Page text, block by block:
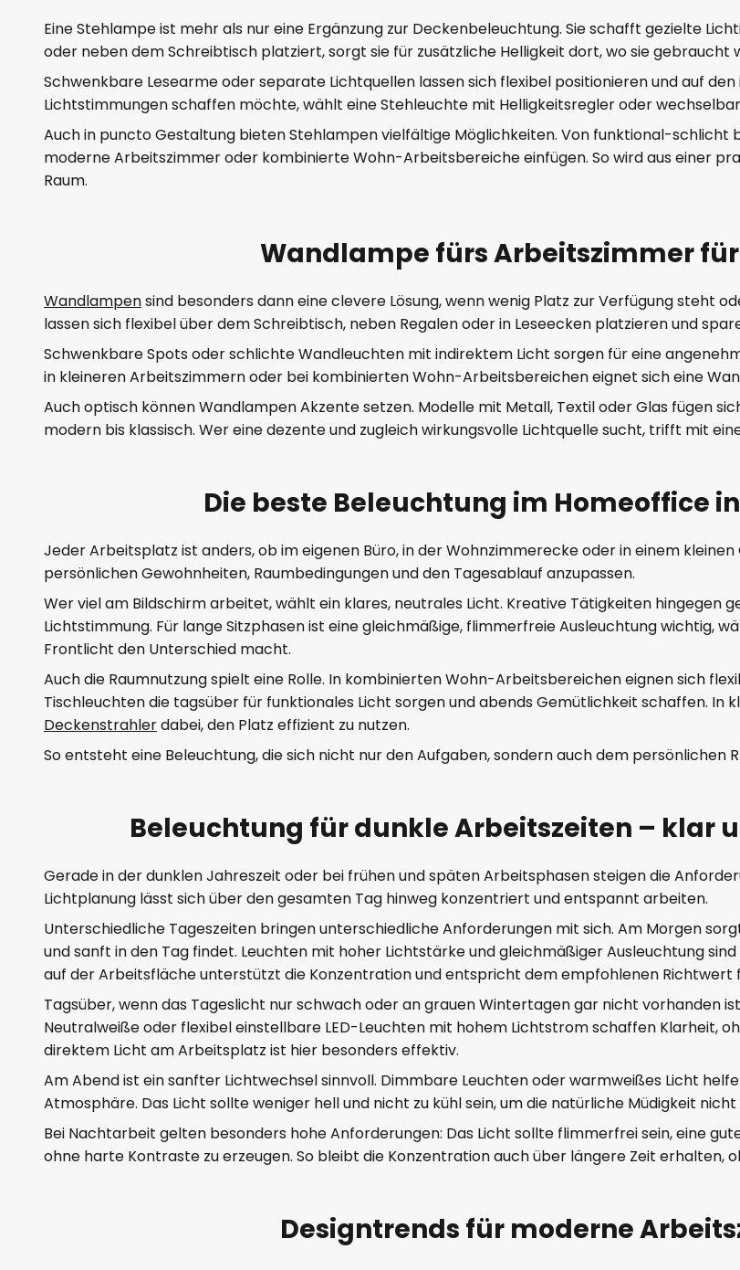
Eine Stehlampe ist mehr als nur eine Ergänzung zur Deckenbeleuchtung. Sie schafft gezielte
oder neben dem Schreibtisch platziert, sorgt sie für zusätzliche Helligkeit dort, wo sie gebraucht
Schwenkbare Lesearme oder separate Lichtquellen lassen sich flexibel positionieren und auf
Lichtstimmungen schaffen möchte, wählt eine Stehleuchte mit Helligkeitsregler oder
Auch in puncto Gestaltung bieten Stehlampen vielfältige Möglichkeiten. Von funktional-schlicht
moderne Arbeitszimmer oder kombinierte Wohn-Arbeitsbereiche einfügen. So wird aus einer
Raum.
Wandlampe fürs Arbeitszimmer
Wandlampensind besonders dann eine clevere Lösung, wenn wenig Platz zur Verfügung steht
lassen sich flexibel über dem Schreibtisch, neben Regalen oder in Leseecken platzieren und
Schwenkbare Spots oder schlichte Wandleuchten mit indirektem Licht sorgen für eine
in kleineren Arbeitszimmern oder bei kombinierten Wohn-Arbeitsbereichen eignet sich eine
Auch optisch können Wandlampen Akzente setzen. Modelle mit Metall, Textil oder Glas fügen
modern bis klassisch. Wer eine dezente und zugleich wirkungsvolle Lichtquelle sucht, trifft mit
Die beste Beleuchtung im Homeoffice
Jeder Arbeitsplatz ist anders, ob im eigenen Büro, in der Wohnzimmerecke oder in einem
persönlichen Gewohnheiten, Raumbedingungen und den Tagesablauf anzupassen.
Wer viel am Bildschirm arbeitet, wählt ein klares, neutrales Licht. Kreative Tätigkeiten hingegen
Lichtstimmung. Für lange Sitzphasen ist eine gleichmäßige, flimmerfreie Ausleuchtung wichtig,
Frontlicht den Unterschied macht.
Auch die Raumnutzung spielt eine Rolle. In kombinierten Wohn-Arbeitsbereichen eignen sich
Tischleuchten die tagsüber für funktionales Licht sorgen und abends Gemütlichkeit schaffen. In
Deckenstrahlerdabei, den Platz effizient zu nutzen.
So entsteht eine Beleuchtung, die sich nicht nur den Aufgaben, sondern auch dem persönlichen
Beleuchtung für dunkle Arbeitszeiten – klar
Gerade in der dunklen Jahreszeit oder bei frühen und späten Arbeitsphasen steigen die
Lichtplanung lässt sich über den gesamten Tag hinweg konzentriert und entspannt arbeiten.
Unterschiedliche Tageszeiten bringen unterschiedliche Anforderungen mit sich. Am Morgen
und sanft in den Tag findet. Leuchten mit hoher Lichtstärke und gleichmäßiger Ausleuchtung
auf der Arbeitsfläche unterstützt die Konzentration und entspricht dem empfohlenen Richtwert
Tagsüber, wenn das Tageslicht nur schwach oder an grauen Wintertagen gar nicht vorhanden
Neutralweiße oder flexibel einstellbare LED-Leuchten mit hohem Lichtstrom schaffen Klarheit,
direktem Licht am Arbeitsplatz ist hier besonders effektiv.
Am Abend ist ein sanfter Lichtwechsel sinnvoll. Dimmbare Leuchten oder warmweißes Licht
Atmosphäre. Das Licht sollte weniger hell und nicht zu kühl sein, um die natürliche Müdigkeit
Bei Nachtarbeit gelten besonders hohe Anforderungen: Das Licht sollte flimmerfrei sein, eine
ohne harte Kontraste zu erzeugen. So bleibt die Konzentration auch über längere Zeit erhalten,
Designtrends für moderne